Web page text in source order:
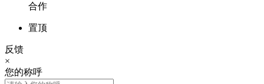
合作
置顶
反馈
×
您的称呼